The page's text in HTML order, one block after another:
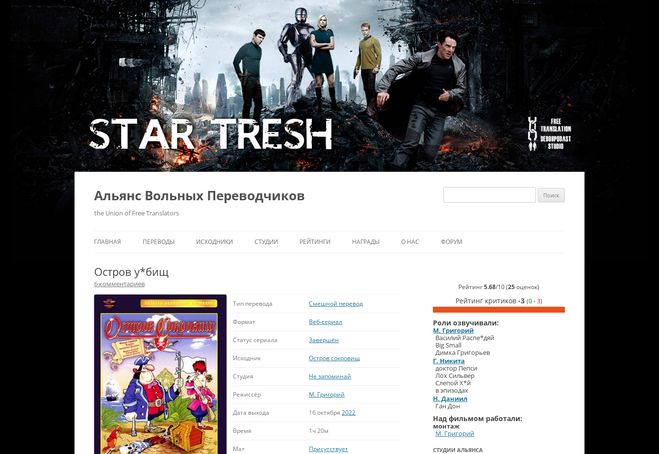
Альянс Вольных Переводчиков
the Union of Free Translators
Найти:
ГЛАВНАЯ ПЕРЕВОДЫ ИСХОДНИКИ СТУДИИ РЕЙТИНГИ НАГРАДЫ О НАС
ИСТОРИЯ АЛЬЯНСА
ФОРУМ
Остров у*бищ
6 комментариев
Тип перевода Смешной перевод
Формат Веб-сериал
Статус сериала Завершён
Исходник Остров сокровищ
Студия Не запоминай
Режиссёр М. Григорий
Дата выхода 16 октября2022
Время 1ч 20м
Мат Присутствует
Рейтинг5.68/10(25оценок)
Рейтинг критиков-3 (0-3)
Роли озвучивали:
М. Григорий
Василий Распе*дяй
Big Small
Димка Григорьев
Г. Никита
доктор Пепси
Лох Сильвер
Слепой Х*й
в эпизодах
Н. Даниил
Ган Дон
Над фильмом работали:
монтаж
М. Григорий
СТУДИИ АЛЬЯНСА